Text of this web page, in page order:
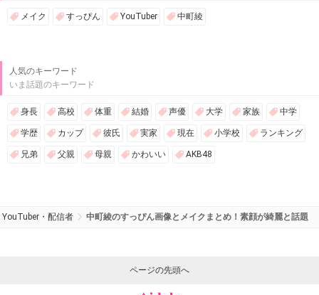
メイク すっぴん YouTuber 中町綾
人気のキーワード
いま話題のキーワード
身長 高校 体重 結婚 声優 大学 家族 中学
学歴 カップ 彼氏 実家 現在 小学校 ランキング
兄弟 父親 母親 かわいい AKB48
YouTuber・配信者 中町綾のすっぴん画像とメイクまとめ！素顔が綺麗と話題
ページの先頭へ